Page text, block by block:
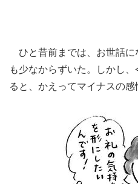
ひと昔前までは、お世話に
も少なからずいた。しかし
ると、かえってマイナスの感